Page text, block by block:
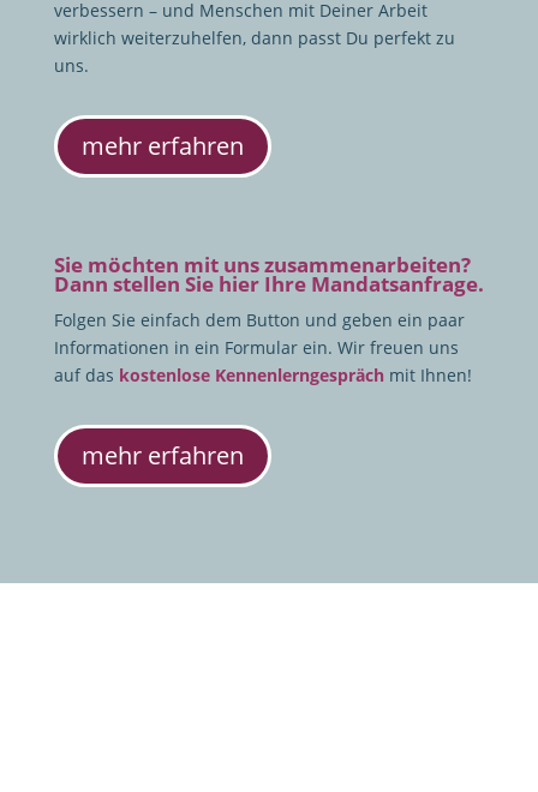
verbessern – und Menschen mit Deiner Arbeit
wirklich weiterzuhelfen, dann passt Du perfekt zu
uns.
mehr erfahren
Sie möchten mit uns zusammenarbeiten?
Dann stellen Sie hier Ihre Mandatsanfrage.
Folgen Sie einfach dem Button und geben ein paar
Informationen in ein Formular ein. Wir freuen uns
auf das kostenlose Kennenlerngespräch mit Ihnen!
mehr erfahren